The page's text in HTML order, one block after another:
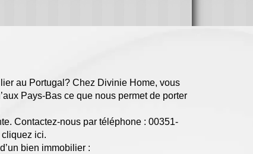
au Portugal? Chez Divinie Home, vous
Pays-Bas ce que nous permet de porter
Contactez-nous par téléphone : 00351-
cliquez ici.
bien immobilier :